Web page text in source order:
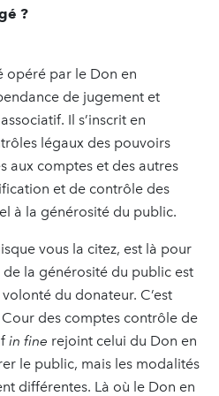
?
opéré par le Don en
de jugement et
Il s’inscrit en
légaux des pouvoirs
aux comptes et des autres
et de contrôle des
à la générosité du public.
vous la citez, est là pour
de la générosité du public est
du donateur. C’est
Cour des comptes contrôle de
in fine rejoint celui du Don en
le public, mais les modalités
différentes. Là où le Don en